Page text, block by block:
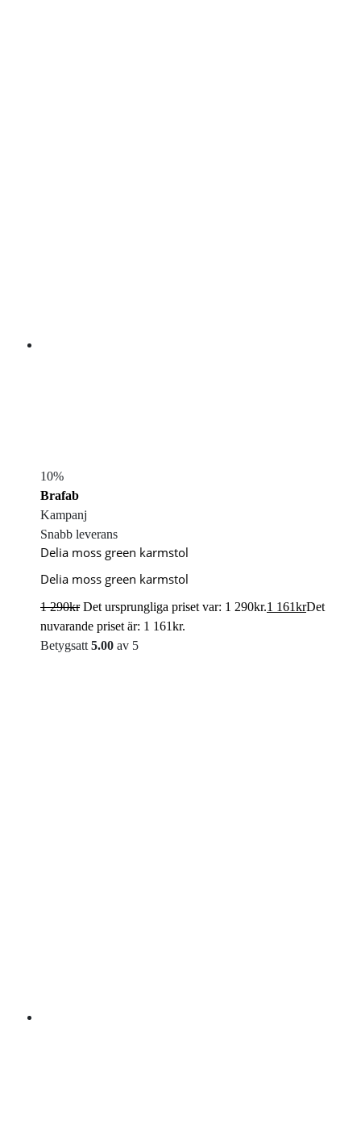
10%
Brafab
Kampanj
Snabb leverans
Delia moss green karmstol
Delia moss green karmstol
1 290kr Det ursprungliga priset var: 1 290kr.1 161krDet
nuvarande priset är: 1 161kr.
Betygsatt 5.00 av 5